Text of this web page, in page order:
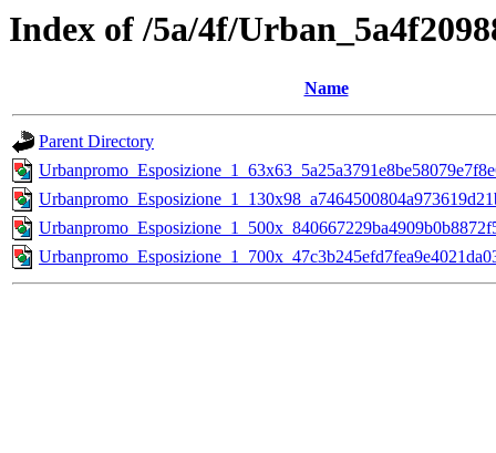
Index of /5a/4f/
Name
Parent Directory